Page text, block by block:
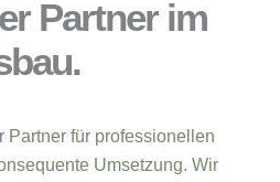
Partner im
Partner für professionellen
Umsetzung. Wir